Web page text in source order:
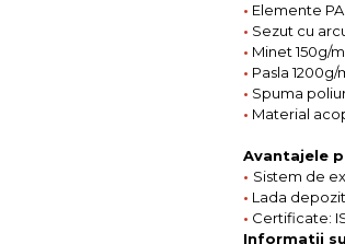
• Elemente
• Sezut cu
• Minet 150g/
• Pasla 1200g/
• Spuma
• Material
Avantajele
• Sistem de
• Lada
• Certificate:
Informatii